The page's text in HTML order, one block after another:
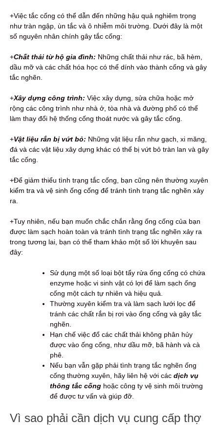
+Việc tắc cống có thể dẫn đến những hậu quả nghiêm trọng
như tràn ngập, ùn tắc và ô nhiễm môi trường. Dưới đây là một
số nguyên nhân chính gây tắc cống:
+Chất thải từ hộ gia đình: Những chất thải như rác, bã hèm,
dầu mỡ và các chất hóa học có thể dính vào thành cống và gây
tắc nghẽn.
+Xây dựng công trình: Việc xây dựng, sửa chữa hoặc mở
rộng các công trình như nhà ở, tòa nhà và đường phố có thể
làm thay đổi hệ thống cống thoát nước và gây tắc cống.
+Vật liệu rắn bị vứt bỏ: Những vật liệu rắn như gạch, xi măng,
đá và các vật liệu xây dựng khác có thể bị vứt bỏ tràn lan và gây
tắc cống.
+Để giảm thiểu tình trạng tắc cống, bạn cũng nên thường xuyên
kiểm tra và vệ sinh ống cống để tránh tình trạng tắc nghẽn xảy
ra.
+Tuy nhiên, nếu bạn muốn chắc chắn rằng ống cống của bạn
được làm sạch hoàn toàn và tránh tình trạng tắc nghẽn xảy ra
trong tương lai, bạn có thể tham khảo một số lời khuyên sau
đây:
Sử dụng một số loại bột tẩy rửa ống cống có chứa
enzyme hoặc vi sinh vật có lợi để làm sạch ống
cống một cách tự nhiên và hiệu quả.
Thường xuyên kiểm tra và làm sạch lưới lọc để
tránh các chất rắn bị rơi vào ống cống và gây tắc
nghẽn.
Hạn chế việc đổ các chất thải không phân hủy
được vào ống cống, như dầu mỡ, bã hành và cà
phê.
Nếu bạn vẫn gặp phải tình trạng tắc nghẽn ống
cống thường xuyên, hãy liên hệ với các dịch vụ
thông tắc cống hoặc công ty vệ sinh môi trường
để được tư vấn và giúp đỡ.
Vì sao phải cần dịch vụ cung cấp thợ